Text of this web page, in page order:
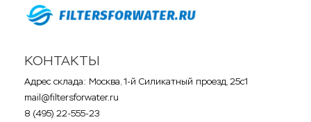
КОНТАКТЫ
Адрес склада: Москва, 1-й Силикатный проезд, 25с1
mail@filtersforwater.ru
8 (495) 22-555-23